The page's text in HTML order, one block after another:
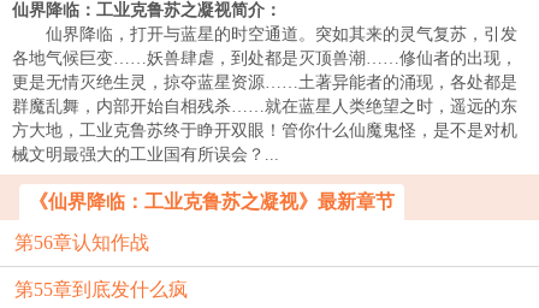
仙界降临：工业克鲁苏之凝视简介：
仙界降临，打开与蓝星的时空通道。突如其来的灵气复苏，引发
各地气候巨变……妖兽肆虐，到处都是灭顶兽潮……修仙者的出现，
更是无情灭绝生灵，掠夺蓝星资源……土著异能者的涌现，各处都是
群魔乱舞，内部开始自相残杀……就在蓝星人类绝望之时，遥远的东
方大地，工业克鲁苏终于睁开双眼！管你什么仙魔鬼怪，是不是对机
械文明最强大的工业国有所误会？...
《仙界降临：工业克鲁苏之凝视》最新章节
第56章认知作战
第55章到底发什么疯